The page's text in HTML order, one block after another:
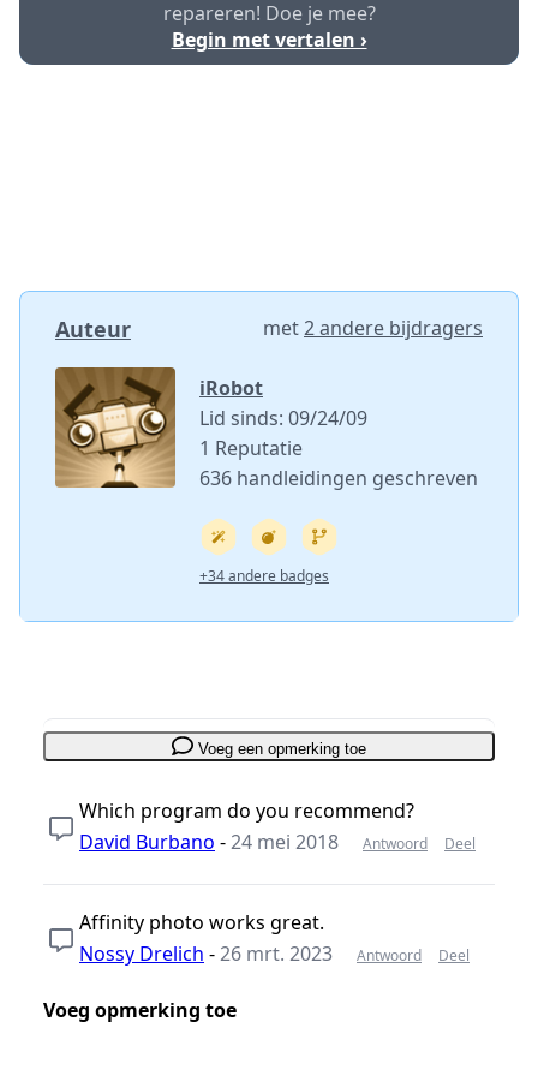
repareren! Doe je mee?
Begin met vertalen ›
Auteur met2 andere bijdragers
iRobot
Lid sinds: 09/24/09
1 Reputatie
636 handleidingen geschreven
+34 andere badges
Voeg een opmerking toe
Which program do you recommend?
David Burbano -24 mei 2018 Antwoord Deel
Affinity photo works great.
Nossy Drelich -26 mrt. 2023 Antwoord Deel
Voeg opmerking toe